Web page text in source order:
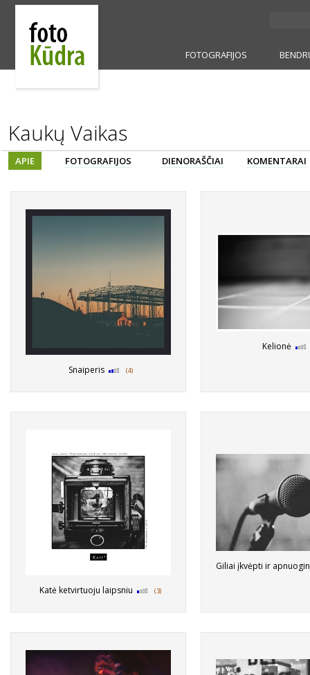
FOTOGRAFIJOS
Kaukų Vaikas
APIE FOTOGRAFIJOS DIENORAŠČIAI KOMENTARAI
Snaiperis (4)
Kelionė
Katė ketvirtuoju laipsniu (3)
Giliai įkvėpti ir